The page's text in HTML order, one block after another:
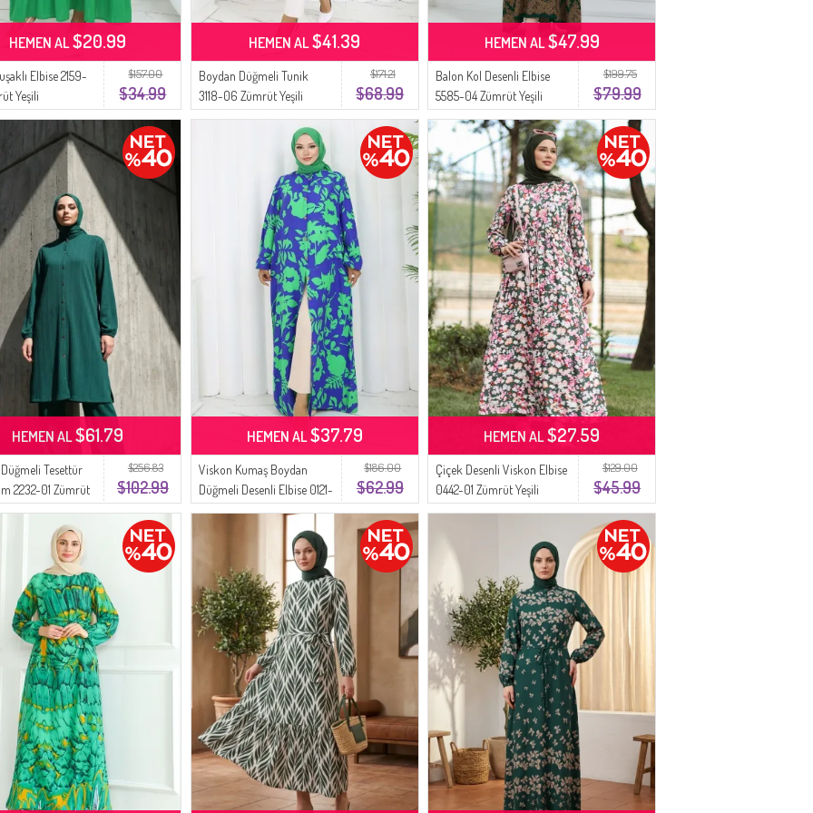
$157.00
$34.99
Elbise 2159-
Yeşili
HEMEN AL$20.99
$171.21
$68.99
Boydan Düğmeli Tunik
3118-06 Zümrüt Yeşili
HEMEN AL$41.39
$199.75
$79.99
Balon Kol Desenli Elbise
5585-04 Zümrüt Yeşili
HEMEN AL$47.99
$256.83
$102.99
Tesettür
2232-01 Zümrüt
HEMEN AL$61.79
$186.00
$62.99
Viskon Kumaş Boydan
Düğmeli Desenli Elbise 0121-
04 Zümrüt Yeşili
HEMEN AL$37.79
$129.00
$45.99
Çiçek Desenli Viskon Elbise
0442-01 Zümrüt Yeşili
Pembe
HEMEN AL$27.59